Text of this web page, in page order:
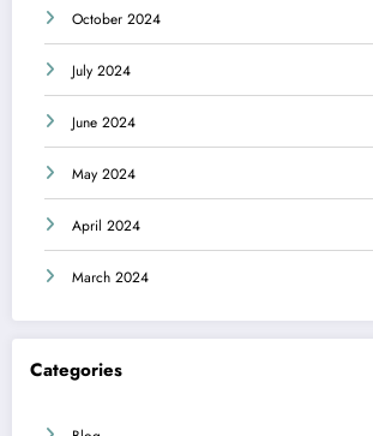
October 2024
July 2024
June 2024
May 2024
April 2024
March 2024
Categories